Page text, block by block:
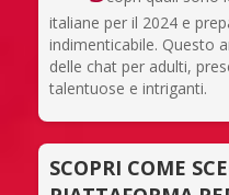
italiane per il 2024 e
indimenticabile. Questo
delle chat per adulti,
talentuose e intriganti.
SCOPRI COME